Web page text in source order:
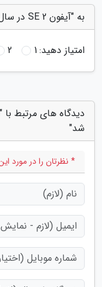
به "آیفون SE 2 در سال 2020 معرفی خواهد شد" امتیاز دهید
امتیاز دهید:1
2
شد"
* نظرتان را در مورد